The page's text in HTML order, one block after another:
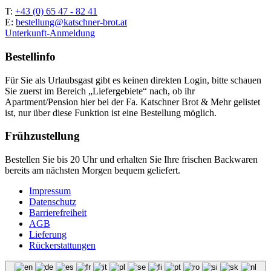
T: +43 (0) 65 47 - 82 41
E: bestellung@katschner-brot.at
Unterkunft-Anmeldung
Bestellinfo
Für Sie als Urlaubsgast gibt es keinen direkten Login, bitte schauen
Sie zuerst im Bereich „Liefergebiete“ nach, ob ihr
Apartment/Pension hier bei der Fa. Katschner Brot & Mehr gelistet
ist, nur über diese Funktion ist eine Bestellung möglich.
Frühzustellung
Bestellen Sie bis 20 Uhr und erhalten Sie Ihre frischen Backwaren
bereits am nächsten Morgen bequem geliefert.
Impressum
Datenschutz
Barrierefreiheit
AGB
Lieferung
Rückerstattungen